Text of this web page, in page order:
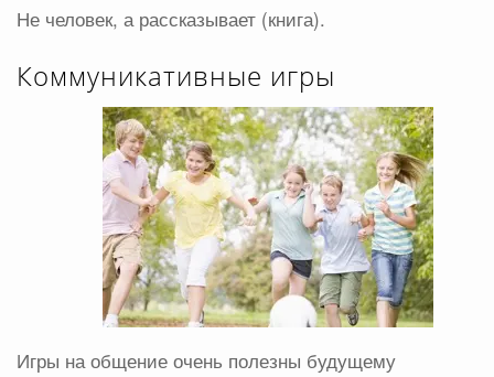
Не человек, а рассказывает (книга).
Коммуникативные игры
Игры на общение очень полезны будущему